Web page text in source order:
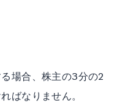
場合、株主の3分の2
ばなりません。